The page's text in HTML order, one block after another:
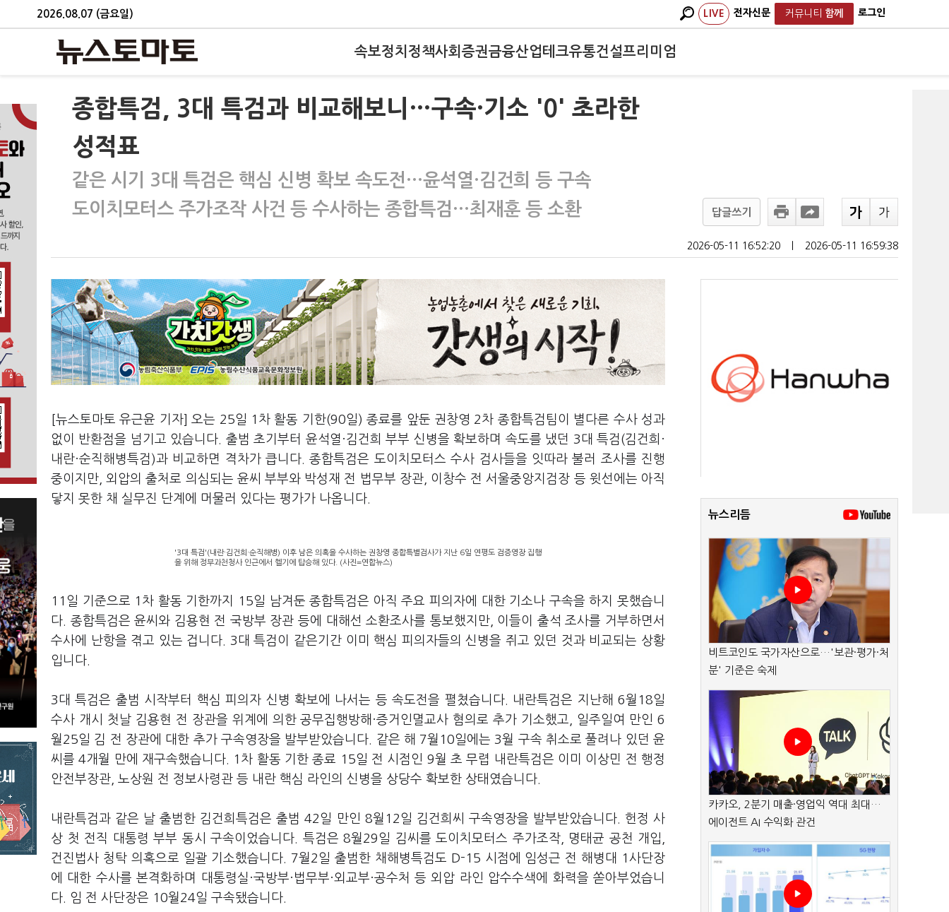
2026.08.07 (금요일) LIVE 전자신문 커뮤니티 함께 로그인
속보정치 정책사회 증권금융산업테크유통건설프리미엄
종합특검, 3대 특검과 비교해보니…구속·기소 '0' 초라한
성적표
같은 시기 3대 특검은 핵심 신병 확보 속도전…윤석열·김건희 등 구속
도이치모터스 주가조작 사건 등 수사하는 종합특검…최재훈 등 소환
답글쓰기
2026-05-11 16:52:20 2026-05-11 16:59:38
[뉴스토마토 유근윤 기자] 오는 25일 1차 활동 기한(90일) 종료를 앞둔 권창영 2차 종합특검팀이 별다른 수사 성과
없이 반환점을 넘기고 있습니다. 출범 초기부터 윤석열·김건희 부부 신병을 확보하며 속도를 냈던 3대 특검(김건희·
내란·순직해병특검)과 비교하면 격차가 큽니다. 종합특검은 도이치모터스 수사 검사들을 잇따라 불러 조사를 진행
중이지만, 외압의 출처로 의심되는 윤씨 부부와 박성재 전 법무부 장관, 이창수 전 서울중앙지검장 등 윗선에는 아직
닿지 못한 채 실무진 단계에 머물러 있다는 평가가 나옵니다.
'3대 특검'(내란·김건희·순직해병) 이후 남은 의혹을 수사하는 권창영 종합특별검사가 지난 6일 연평도 검증영장 집행
을 위해 정부과천청사 인근에서 헬기에 탑승해 있다. (사진=연합뉴스)
11일 기준으로 1차 활동 기한까지 15일 남겨둔 종합특검은 아직 주요 피의자에 대한 기소나 구속을 하지 못했습니
다. 종합특검은 윤씨와 김용현 전 국방부 장관 등에 대해선 소환조사를 통보했지만, 이들이 출석 조사를 거부하면서
수사에 난항을 겪고 있는 겁니다. 3대 특검이 같은기간 이미 핵심 피의자들의 신병을 쥐고 있던 것과 비교되는 상황
입니다.
3대 특검은 출범 시작부터 핵심 피의자 신병 확보에 나서는 등 속도전을 펼쳤습니다. 내란특검은 지난해 6월18일
수사 개시 첫날 김용현 전 장관을 위계에 의한 공무집행방해·증거인멸교사 혐의로 추가 기소했고, 일주일여 만인 6
월25일 김 전 장관에 대한 추가 구속영장을 발부받았습니다. 같은 해 7월10일에는 3월 구속 취소로 풀려나 있던 윤
씨를 4개월 만에 재구속했습니다. 1차 활동 기한 종료 15일 전 시점인 9월 초 무렵 내란특검은 이미 이상민 전 행정
안전부장관, 노상원 전 정보사령관 등 내란 핵심 라인의 신병을 상당수 확보한 상태였습니다.
내란특검과 같은 날 출범한 김건희특검은 출범 42일 만인 8월12일 김건희씨 구속영장을 발부받았습니다. 헌정 사
상 첫 전직 대통령 부부 동시 구속이었습니다. 특검은 8월29일 김씨를 도이치모터스 주가조작, 명태균 공천 개입,
건진법사 청탁 의혹으로 일괄 기소했습니다. 7월2일 출범한 채해병특검도 D-15 시점에 임성근 전 해병대 1사단장
에 대한 수사를 본격화하며 대통령실·국방부·법무부·외교부·공수처 등 외압 라인 압수수색에 화력을 쏟아부었습니
다. 임 전 사단장은 10월24일 구속됐습니다.
뉴스리듬
비트코인도 국가자산으로…'보관·평가·처
분' 기준은 숙제
카카오, 2분기 매출·영업익 역대 최대…
에이전트 AI 수익화 관건